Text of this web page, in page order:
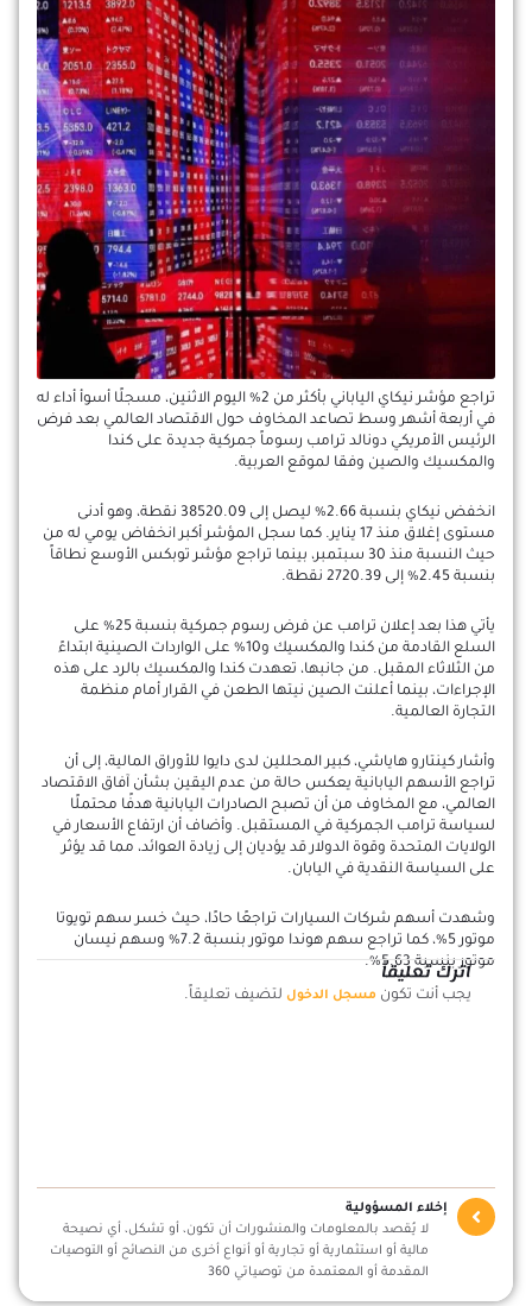
تراجع مؤشر نيكاي الياباني بأكثر من 2% اليوم الاثنين، مسجلًا أسوأ أداء له
في أربعة أشهر وسط تصاعد المخاوف حول الاقتصاد العالمي بعد فرض
الرئيس الأمريكي دونالد ترامب رسوماً جمركية جديدة على كندا
والمكسيك والصين وفقا لموقع العربية.
انخفض نيكاي بنسبة 2.66% ليصل إلى 38520.09 نقطة، وهو أدنى
مستوى إغلاق منذ 17 يناير. كما سجل المؤشر أكبر انخفاض يومي له من
حيث النسبة منذ 30 سبتمبر، بينما تراجع مؤشر توبكس الأوسع نطاقاً
بنسبة 2.45% إلى 2720.39 نقطة.
يأتي هذا بعد إعلان ترامب عن فرض رسوم جمركية بنسبة 25% على
السلع القادمة من كندا والمكسيك و10% على الواردات الصينية ابتداءً
من الثلاثاء المقبل. من جانبها، تعهدت كندا والمكسيك بالرد على هذه
الإجراءات، بينما أعلنت الصين نيتها الطعن في القرار أمام منظمة
التجارة العالمية.
وأشار كينتارو هاياشي، كبير المحللين لدى دايوا للأوراق المالية، إلى أن
تراجع الأسهم اليابانية يعكس حالة من عدم اليقين بشأن آفاق الاقتصاد
العالمي، مع المخاوف من أن تصبح الصادرات اليابانية هدفًا محتملًا
لسياسة ترامب الجمركية في المستقبل. وأضاف أن ارتفاع الأسعار في
الولايات المتحدة وقوة الدولار قد يؤديان إلى زيادة العوائد، مما قد يؤثر
على السياسة النقدية في اليابان.
وشهدت أسهم شركات السيارات تراجعًا حادًا، حيث خسر سهم تويوتا
موتور 5%، كما تراجع سهم هوندا موتور بنسبة 7.2% وسهم نيسان
موتور بنسبة 5.63%.
اترك تعليقاً
يجب أنت تكون مسجل الدخول لتضيف تعليقاً.
إخلاء المسؤولية
لا يُقصد بالمعلومات والمنشورات أن تكون، أو تشكل، أي نصيحة
مالية أو استثمارية أو تجارية أو أنواع أخرى من النصائح أو التوصيات
المقدمة أو المعتمدة من توصياتي 360